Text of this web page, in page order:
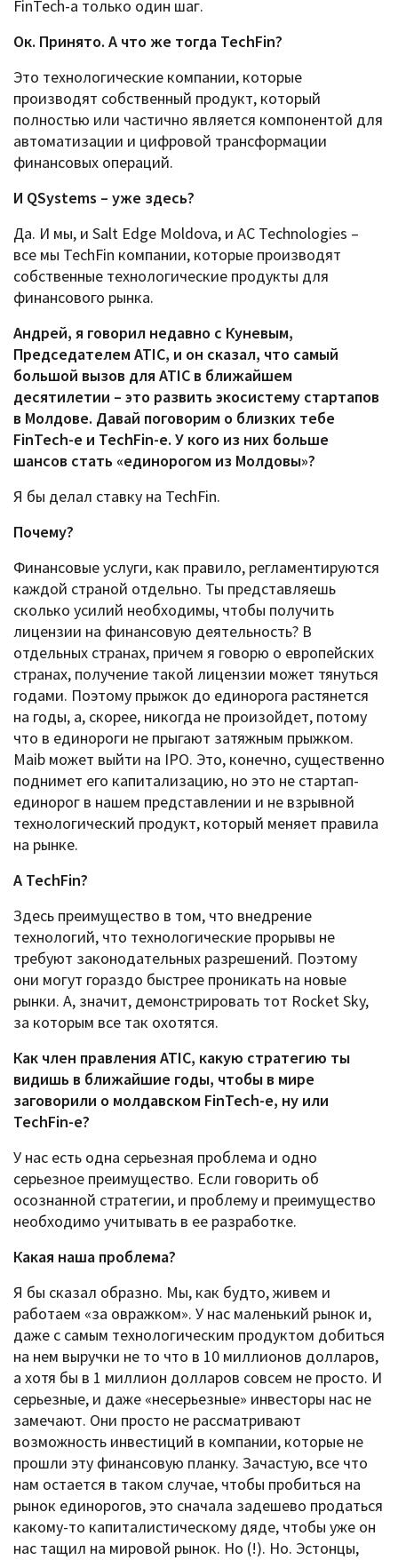
FinTech-а только один шаг.
Ок. Принято. А что же тогда TechFin?
Это технологические компании, которые
производят собственный продукт, который
полностью или частично является компонентой для
автоматизации и цифровой трансформации
финансовых операций.
И QSystems – уже здесь?
Да. И мы, и Salt Edge Moldova, и AC Technologies –
все мы TechFin компании, которые производят
собственные технологические продукты для
финансового рынка.
Андрей, я говорил недавно с Куневым,
Председателем ATIC, и он сказал, что самый
большой вызов для ATIC в ближайшем
десятилетии – это развить экосистему стартапов
в Молдове. Давай поговорим о близких тебе
FinTech-е и TechFin-е. У кого из них больше
шансов стать «единорогом из Молдовы»?
Я бы делал ставку на TechFin.
Почему?
Финансовые услуги, как правило, регламентируются
каждой страной отдельно. Ты представляешь
сколько усилий необходимы, чтобы получить
лицензии на финансовую деятельность? В
отдельных странах, причем я говорю о европейских
странах, получение такой лицензии может тянуться
годами. Поэтому прыжок до единорога растянется
на годы, а, скорее, никогда не произойдет, потому
что в единороги не прыгают затяжным прыжком.
Maib может выйти на IPO. Это, конечно, существенно
поднимет его капитализацию, но это не стартап-
единорог в нашем представлении и не взрывной
технологический продукт, который меняет правила
на рынке.
А TechFin?
Здесь преимущество в том, что внедрение
технологий, что технологические прорывы не
требуют законодательных разрешений. Поэтому
они могут гораздо быстрее проникать на новые
рынки. А, значит, демонстрировать тот Rocket Sky,
за которым все так охотятся.
Как член правления ATIC, какую стратегию ты
видишь в ближайшие годы, чтобы в мире
заговорили о молдавском FinTech-е, ну или
TechFin-е?
У нас есть одна серьезная проблема и одно
серьезное преимущество. Если говорить об
осознанной стратегии, и проблему и преимущество
необходимо учитывать в ее разработке.
Какая наша проблема?
Я бы сказал образно. Мы, как будто, живем и
работаем «за овражком». У нас маленький рынок и,
даже с самым технологическим продуктом добиться
на нем выручки не то что в 10 миллионов долларов,
а хотя бы в 1 миллион долларов совсем не просто. И
серьезные, и даже «несерьезные» инвесторы нас не
замечают. Они просто не рассматривают
возможность инвестиций в компании, которые не
прошли эту финансовую планку. Зачастую, все что
нам остается в таком случае, чтобы пробиться на
рынок единорогов, это сначала задешево продаться
какому-то капиталистическому дяде, чтобы уже он
нас тащил на мировой рынок. Но (!). Но. Эстонцы,